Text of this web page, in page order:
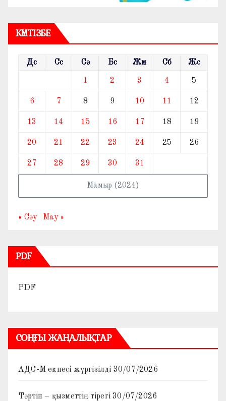
КҮНТІЗБЕ
Мамыр (2024)
Дс Сс Сә Бс Жм Сб Жс
1 2 3 4 5
6 7 8 9 10 11 12
13 14 15 16 17 18 19
20 21 22 23 24 25 26
27 28 29 30 31
« Сәу Мау »
PDF
PDF
СОҢҒЫ ЖАҢАЛЫҚТАР
АДС-М екпесі жүргізілді 30/07/2026
Тәртіп – қызметтің тірегі 30/07/2026